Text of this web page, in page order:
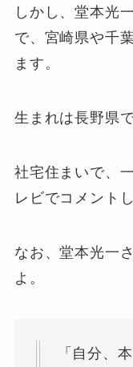
しかし、堂本光
で、宮崎県や千
ます。
生まれは長野県で
社宅住まいで、
レビでコメント
なお、堂本光一
よ。
「自分、